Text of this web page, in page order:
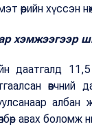
хүссэн
хэмжээгээр
даатгалд
өвчний
албан
авах боломж